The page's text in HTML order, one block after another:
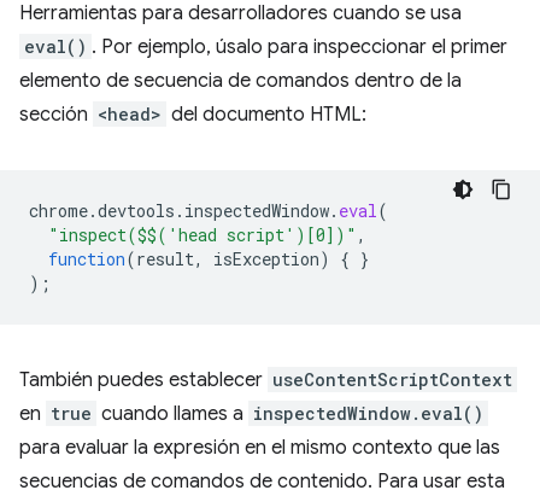
Herramientas para desarrolladores cuando se usa
eval() . Por ejemplo, úsalo para inspeccionar el primer
elemento de secuencia de comandos dentro de la
sección <head> del documento HTML:
chrome.devtools . inspectedWindow. eval(
"inspect($$('head script')[0])" ,
function(result, isException) { }
);
También puedes establecer useContentScriptContext
en true cuando llames a inspectedWindow.eval()
para evaluar la expresión en el mismo contexto que las
secuencias de comandos de contenido. Para usar esta